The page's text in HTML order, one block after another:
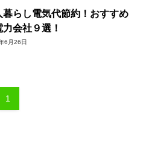
暮らし電気代節約！おすすめ
力会社９選！
6月26日
1